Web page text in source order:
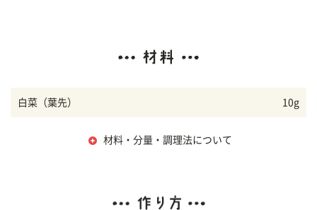
白菜（葉先） 10g
材料・分量・調理法について